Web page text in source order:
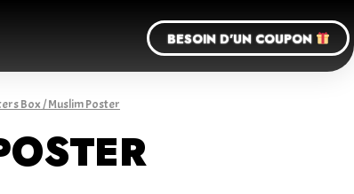
BESOIN D'UN COUPON
Box/ Muslim Poster